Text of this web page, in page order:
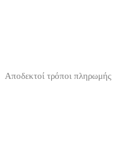
Αποδεκτοί τρόποι πληρωμής